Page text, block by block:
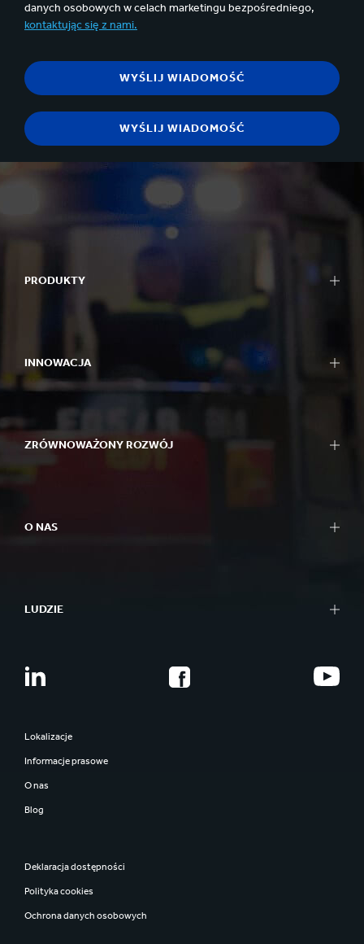
danych osobowych w celach marketingu bezpośredniego,
kontaktując się z nami.
PRODUKTY
INNOWACJA
ZRÓWNOWAŻONY ROZWÓJ
O NAS
LUDZIE
Lokalizacje
Informacje prasowe
O nas
Blog
Deklaracja dostępności
Polityka cookies
Ochrona danych osobowych